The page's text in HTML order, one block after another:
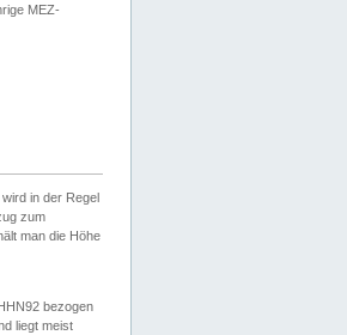
MEZ-
in der Regel
zum
man die Höhe
bezogen
liegt meist